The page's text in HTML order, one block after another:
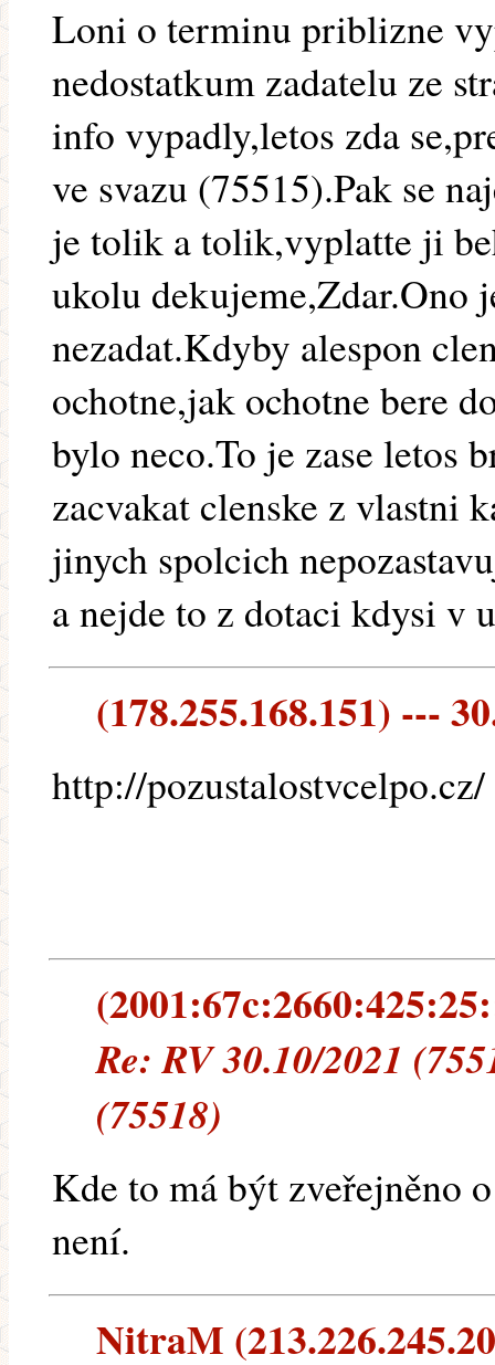
Loni o terminu priblizne
nedostatkum zadatelu ze
info vypadly,letos zda
ve svazu (75515).Pak se
je tolik a tolik,vyplatte ji
ukolu dekujeme,Zdar.Ono
nezadat.Kdyby alespon
ochotne,jak ochotne bere
bylo neco.To je zase letos
zacvakat clenske z vlastni
jinych spolcich
a nejde to z dotaci kdysi v
(178.255.168.151) ---
http://pozustalostvcelpo.cz/
Re: RV 30.10/2021
(75518)
Kde to má být zveřejněno
není.
NitraM